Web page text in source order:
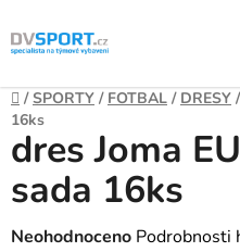
Přejít
na
Domů
/ SPORTY / FOTBAL / DRESY /
16ks
dres Joma
sada 16ks
Průměrné
Neohodnoceno Podrobnosti